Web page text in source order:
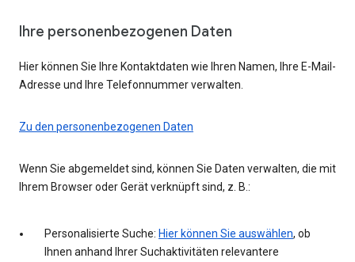
Ihre personenbezogenen Daten
Hier können Sie Ihre Kontaktdaten wie Ihren Namen, Ihre E-Mail-
Adresse und Ihre Telefonnummer verwalten.
Zu den personenbezogenen Daten
Wenn Sie abgemeldet sind, können Sie Daten verwalten, die mit
Ihrem Browser oder Gerät verknüpft sind, z. B.:
Personalisierte Suche: Hier können Sie auswählen, ob
Ihnen anhand Ihrer Suchaktivitäten relevantere